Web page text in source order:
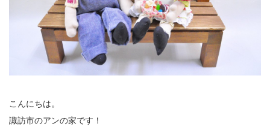
こんにちは。
諏訪市のアンの家です！